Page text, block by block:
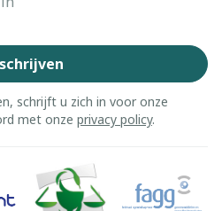
schrijft u zich in voor onze
met onze privacy policy.